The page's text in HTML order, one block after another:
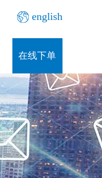
english
在线下单